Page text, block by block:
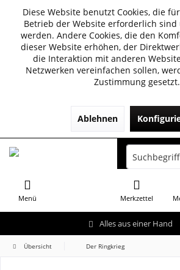
Diese Website benutzt Cookies, die
Betrieb der Website erforderlich sind
werden. Andere Cookies, die den
dieser Website erhöhen, der
die Interaktion mit anderen
Netzwerken vereinfachen sollen,
Zustimmung gesetzt.
Ablehnen
Alles aus einer Hand
Menü Merkzettel
Übersicht Der Ringkrieg